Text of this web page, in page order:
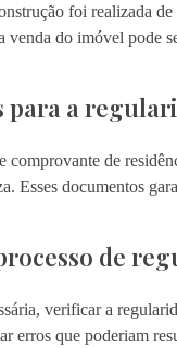
foi realizada
venda do imóvel pode
para a
de
Esses documentos
de
verificar a
erros que poderiam